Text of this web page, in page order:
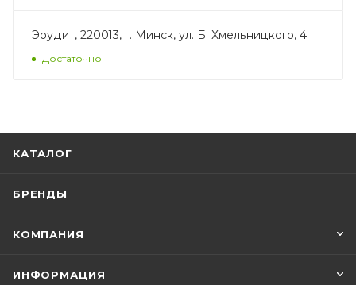
Эрудит, 220013, г. Минск, ул. Б. Хмельницкого, 4
Достаточно
КАТАЛОГ
БРЕНДЫ
КОМПАНИЯ
ИНФОРМАЦИЯ